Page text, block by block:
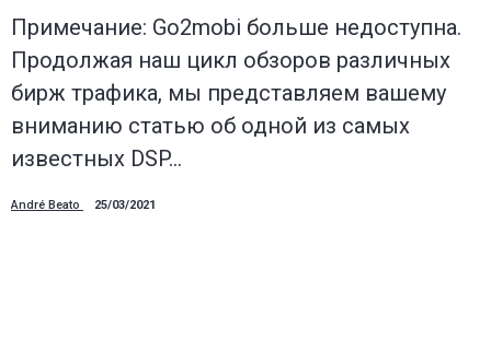
Примечание: Go2mobi больше недоступна.
Продолжая наш цикл обзоров различных
бирж трафика, мы представляем вашему
вниманию статью об одной из самых
известных DSP…
André Beato 25/03/2021